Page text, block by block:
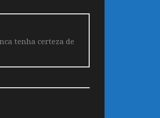
tenha certeza de